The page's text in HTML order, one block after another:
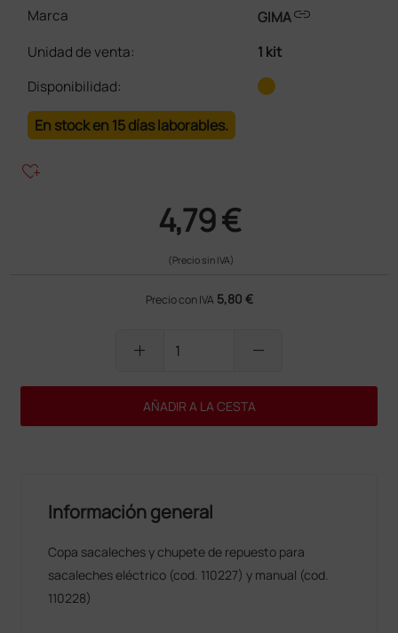
Marca
GIMAlink
Unidad de venta:
1 kit
Disponibilidad:
En stock en 15 días laborables.
heart_plus
4,79 €
(Precio sin IVA)
Precio con IVA 5,80 €
add remove
AÑADIR A LA CESTA
Información general
Copa sacaleches y chupete de repuesto para
sacaleches eléctrico (cod. 110227) y manual (cod.
110228)